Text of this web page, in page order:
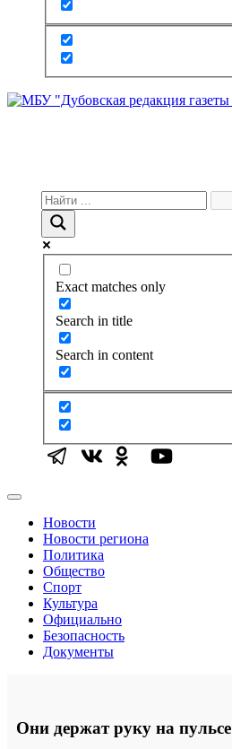
Exact matches only
Search in title
Search in content
Новости
Новости региона
Политика
Общество
Спорт
Культура
Официально
Безопасность
Документы
Они держат руку на пульсе